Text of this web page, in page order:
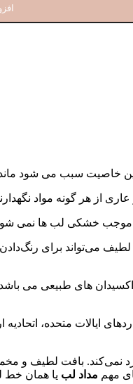
خاصیت سبب می شود
از هر گونه مواد
و موجب خشکی لب ها نمی
می‌تواند برای
های طبیعی می
ایالات متحده،
نمی‌کند. بافت لطیف و
مهم مداد لب یا همان خط‌